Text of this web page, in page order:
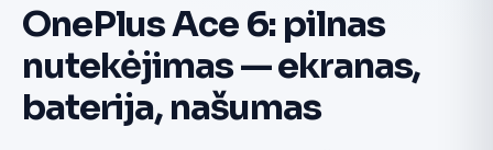
OnePlus Ace 6: pilnas
nutekėjimas — ekranas,
baterija, našumas